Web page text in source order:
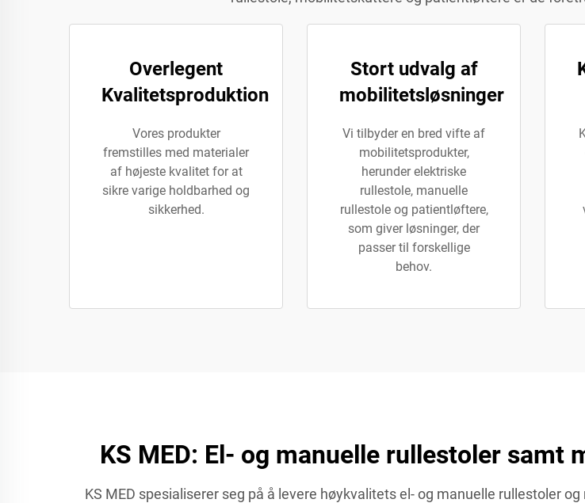
Overlegent
Kvalitetsproduktion
Vores produkter
fremstilles med materialer
af højeste kvalitet for at
sikre varige holdbarhed og
sikkerhed.
Stort udvalg af
mobilitetsløsninger
Vi tilbyder en bred vifte af
mobilitetsprodukter,
herunder elektriske
rullestole, manuelle
rullestole og patientløftere,
som giver løsninger, der
passer til forskellige
behov.
KS MED: El- og manuelle rullestoler
KS MED spesialiserer seg på å levere høykvalitets el- og manuelle rullestoler